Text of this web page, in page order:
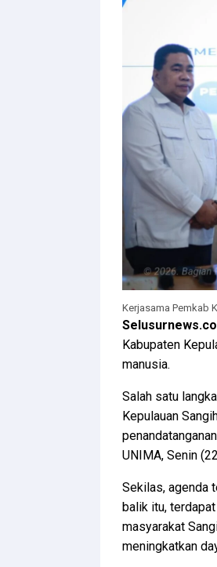
Kerjasama Pemkab
Kabupaten
manusia.
Salah satu
Kepulauan
UNIMA, Senin
Sekilas, agenda
balik itu,
masyarakat
meningkatkan